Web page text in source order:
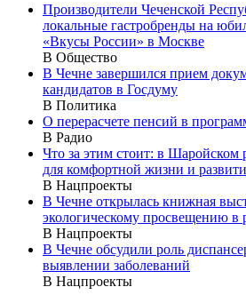
Производители Чеченской
локальные гастробренды на
«Вкусы России» в Москве
В Общество
В Чечне завершился прием
кандидатов в Госдуму
В Политика
О перерасчете пенсий в
В Радио
Что за этим стоит: в Шаройском
для комфортной жизни и
В Нацпроекты
В Чечне открылась книжная
экологическому просвещению в
В Нацпроекты
В Чечне обсудили роль
выявлении заболеваний
В Нацпроекты